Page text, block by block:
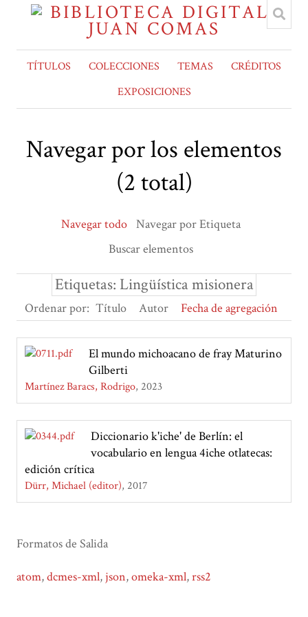
TÍTULOS COLECCIONES TEMAS
CRÉDITOS
EXPOSICIONES
Navegar por los elementos
(2 total)
Navegar todo Navegar por Etiqueta
Buscar elementos
Etiquetas: Lingüística misionera
Ordenar por: Título Autor Fecha de agregación
El mundo michoacano de fray Maturino
Gilberti
Martínez Baracs, Rodrigo 2023
Diccionario k'iche' de Berlín: el
vocabulario en lengua 4iche otlatecas:
edición crítica
Dürr, Michael (editor) 2017
Formatos de Salida
atom,dcmes-xml, json,omeka-xml,rss2